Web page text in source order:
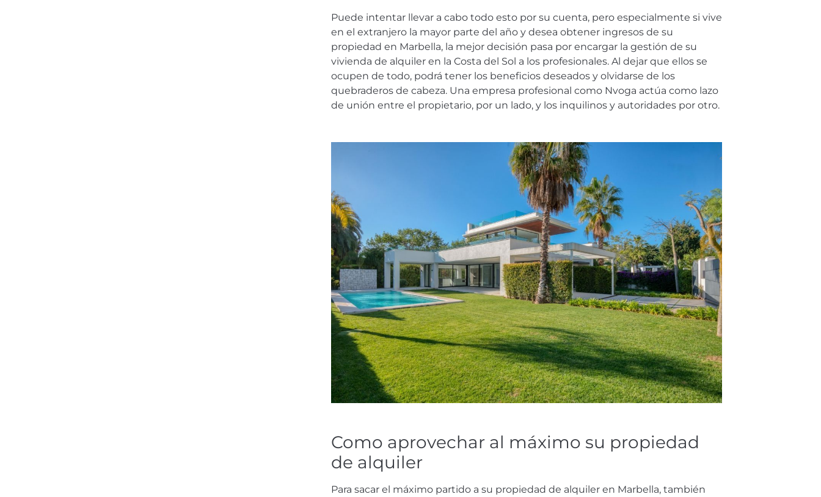
Puede intentar llevar a cabo todo esto por su cuenta, pero especialmente si vive
en el extranjero la mayor parte del año y desea obtener ingresos de su
propiedad en Marbella, la mejor decisión pasa por encargar la gestión de su
vivienda de alquiler en la Costa del Sol a los profesionales. Al dejar que ellos se
ocupen de todo, podrá tener los beneficios deseados y olvidarse de los
quebraderos de cabeza. Una empresa profesional como Nvoga actúa como lazo
de unión entre el propietario, por un lado, y los inquilinos y autoridades por otro.
Como aprovechar al máximo su propiedad
de alquiler
Para sacar el máximo partido a su propiedad de alquiler en Marbella, también